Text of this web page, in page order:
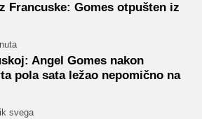
Francuske: Gomes otpušten iz
Angel Gomes nakon
pola sata ležao nepomično na
svega